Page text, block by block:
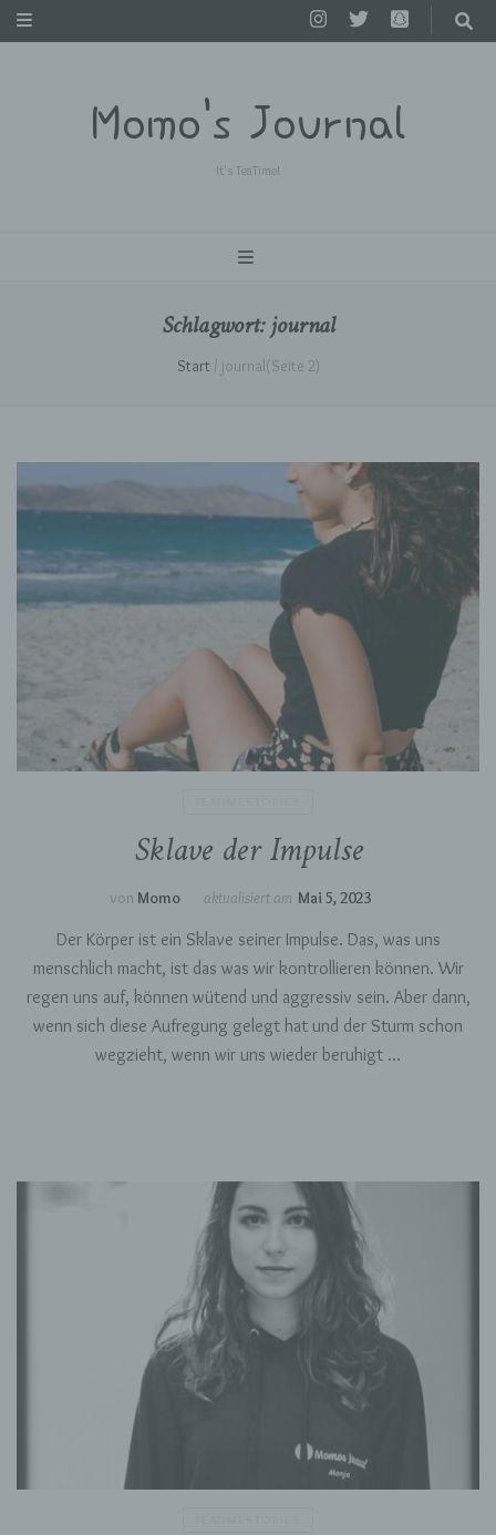
Momo's Journal
It's TeaTime!
Schlagwort:journal
Start / journal(Seite 2)
Sklave der Impulse
von Momo aktualisiert am Mai 5, 2023
Der Körper ist ein Sklave seiner Impulse. Das, was uns
menschlich macht, ist das was wir kontrollieren können. Wir
regen uns auf, können wütend und aggressiv sein. Aber dann,
wenn sich diese Aufregung gelegt hat und der Sturm schon
wegzieht, wenn wir uns wieder beruhigt …